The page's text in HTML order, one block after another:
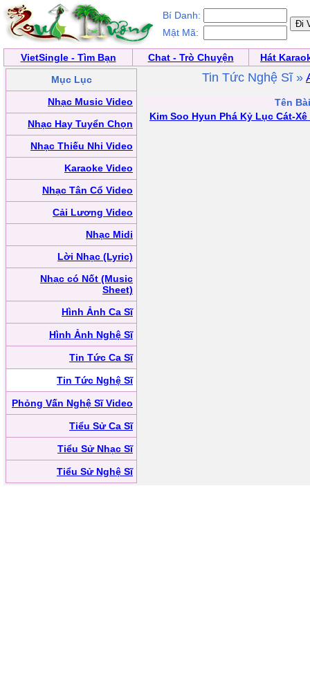
Bí Danh:
Mật Mã:
VietSingle - Tìm Bạn Chat - Trò Chuyện
Hát
Mục Lục
Nhạc Music Video
Nhạc Hay Tuyển Chọn
Nhạc Thiếu Nhi Video
Karaoke Video
Nhạc Tân Cổ Video
Cải Lương Video
Nhạc Midi
Lời Nhạc (Lyric)
Nhạc có Nốt (Music
Sheet)
Hình Ảnh Ca Sĩ
Hình Ảnh Nghệ Sĩ
Tin Tức Ca Sĩ
Tin Tức Nghệ Sĩ
Phỏng Vấn Nghệ Sĩ Video
Tiểu Sử Ca Sĩ
Tiểu Sử Nhạc Sĩ
Tiểu Sử Nghệ Sĩ
Tin Tức Nghệ Sĩ »
Tên
Kim Soo Hyun Phá Kỷ Lục Cát-